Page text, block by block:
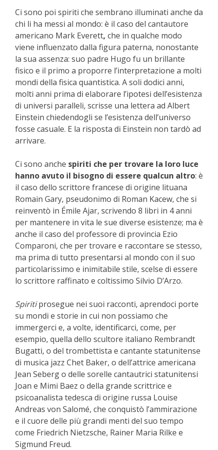
Ci sono poi spiriti che sembrano illuminati anche da
chi li ha messi al mondo: è il caso del cantautore
americano Mark Everett, che in qualche modo
viene influenzato dalla figura paterna, nonostante
la sua assenza: suo padre Hugo fu un brillante
fisico e il primo a proporre l’interpretazione a molti
mondi della fisica quantistica. A soli dodici anni,
molti anni prima di elaborare l’ipotesi dell’esistenza
di universi paralleli,scrisse una lettera ad Albert
Einstein chiedendogli se l’esistenza dell’universo
fosse casuale. E la risposta di Einstein non tardò ad
arrivare.
Ci sono anche spiriti che per trovare la loro luce
hanno avuto il bisogno di essere qualcun altro: è
il caso dello scrittore francese di origine lituana
Romain Gary, pseudonimo di Roman Kacew, che si
reinventò in Émile Ajar, scrivendo 8 libri in 4 anni
per mantenere in vita le sue diverse esistenze; ma è
anche il caso del professore di provincia Ezio
Comparoni, che per trovare e raccontare se stesso,
ma prima di tutto presentarsi al mondo con il suo
particolarissimo e inimitabile stile, scelse di essere
lo scrittore raffinato e coltissimo Silvio D’Arzo.
Spiritiprosegue nei suoi racconti, aprendoci porte
su mondi e storie in cui non possiamo che
immergerci e, a volte, identificarci, come, per
esempio, quella dello scultore italiano Rembrandt
Bugatti, o del trombettista e cantante statunitense
di musica jazz Chet Baker, o dell’attrice americana
Jean Seberg o delle sorelle cantautrici statunitensi
Joan e Mimi Baez o della grande scrittrice e
psicoanalista tedesca di origine russa Louise
Andreas von Salomé, che conquistò l’ammirazione
e il cuore delle più grandi menti del suo tempo
come Friedrich Nietzsche, Rainer Maria Rilke e
Sigmund Freud.